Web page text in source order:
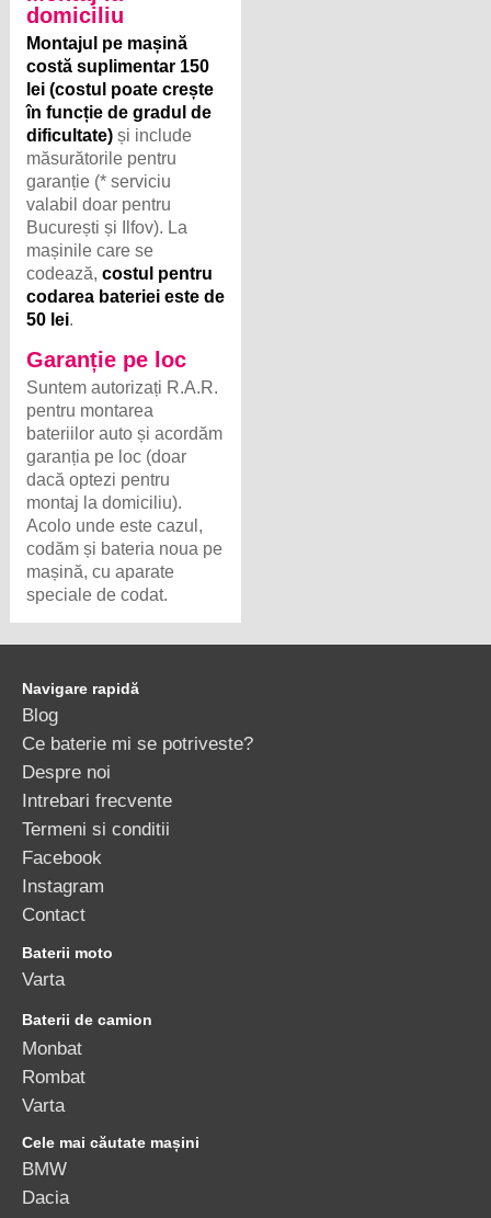
domiciliu
Montajul pe mașină
costă suplimentar 150
lei (costul poate crește
în funcție de gradul de
dificultate) și include
măsurătorile pentru
garanție (* serviciu
valabil doar pentru
București și Ilfov). La
mașinile care se
codează,costul pentru
codarea bateriei este de
50 lei.
Garanție pe loc
Suntem autorizați R.A.R.
pentru montarea
bateriilor auto și acordăm
garanția pe loc (doar
dacă optezi pentru
montaj la domiciliu).
Acolo unde este cazul,
codăm și bateria noua pe
mașină, cu aparate
speciale de codat.
Navigare rapidă
Blog
Ce baterie mi se potriveste?
Despre noi
Intrebari frecvente
Termeni si conditii
Facebook
Instagram
Contact
Baterii moto
Varta
Baterii de camion
Monbat
Rombat
Varta
Cele mai căutate mașini
BMW
Dacia